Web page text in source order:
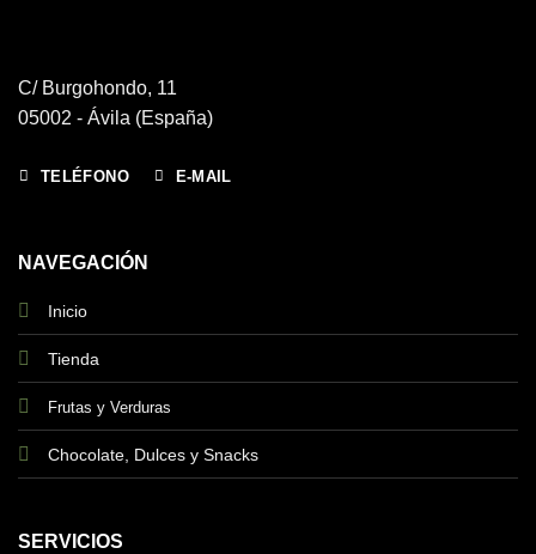
C/ Burgohondo, 11
05002 - Ávila (España)
TELÉFONO E-MAIL
NAVEGACIÓN
Inicio
Tienda
Frutas y Verduras
Chocolate, Dulces y Snacks
SERVICIOS